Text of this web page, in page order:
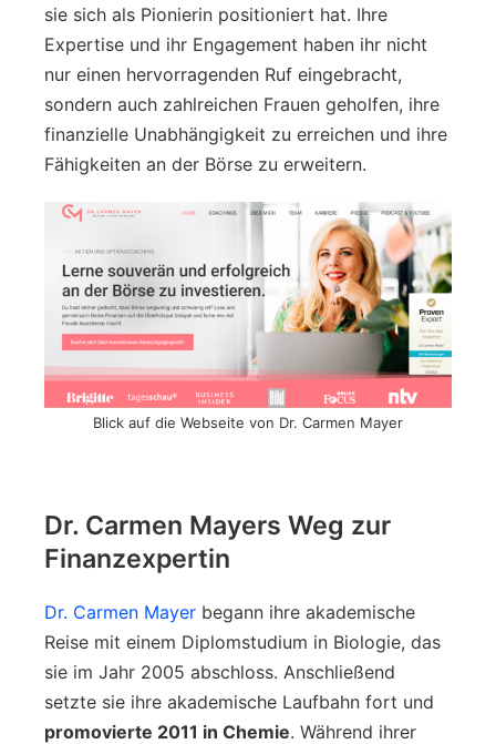
sie sich als Pionierin positioniert hat. Ihre
Expertise und ihr Engagement haben ihr nicht
nur einen hervorragenden Ruf eingebracht,
sondern auch zahlreichen Frauen geholfen, ihre
finanzielle Unabhängigkeit zu erreichen und ihre
Fähigkeiten an der Börse zu erweitern.
Blick auf die Webseite von Dr. Carmen Mayer
Dr. Carmen Mayers Weg zur
Finanzexpertin
Dr. Carmen Mayer begann ihre akademische
Reise mit einem Diplomstudium in Biologie, das
sie im Jahr 2005 abschloss. Anschließend
setzte sie ihre akademische Laufbahn fort und
promovierte 2011 in Chemie. Während ihrer